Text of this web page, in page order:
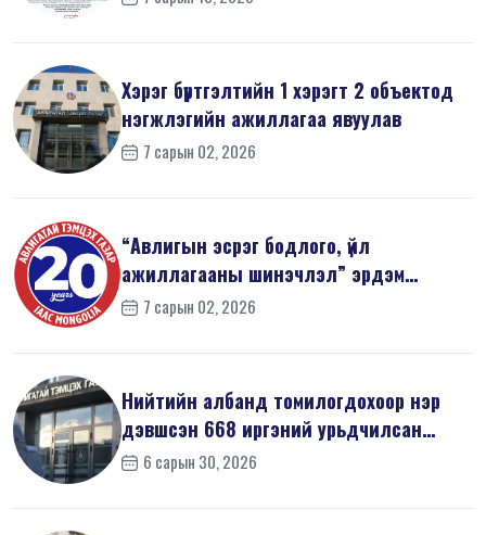
Хэрэг бүртгэлтийн 1 хэрэгт 2 объектод
нэгжлэгийн ажиллагаа явуулав
7 сарын 02, 2026
“Авлигын эсрэг бодлого, үйл
ажиллагааны шинэчлэл” эрдэм
шинжилгээний б...
7 сарын 02, 2026
Нийтийн албанд томилогдохоор нэр
дэвшсэн 668 иргэний урьдчилсан
мэдүүл...
6 сарын 30, 2026